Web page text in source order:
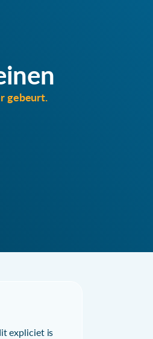
gebeurt.
expliciet is